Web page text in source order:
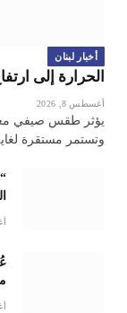
أخبار لبنان
الحرارة إلى
أغسطس 8, 2026
يؤثر طقس صيفي
وتستمر مستقرة